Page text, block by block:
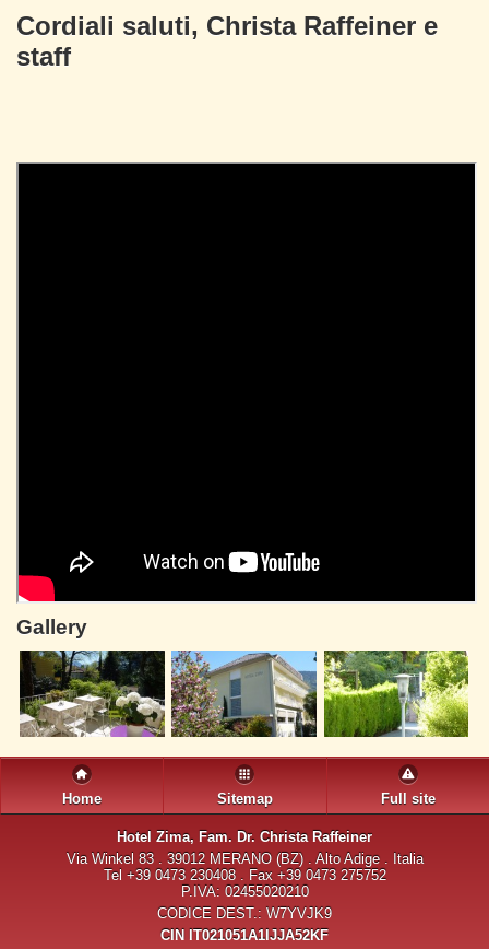
Cordiali saluti, Christa Raffeiner e
staff
Gallery
Home Sitemap Full site
Hotel Zima, Fam. Dr. Christa Raffeiner
Via Winkel 83 . 39012 MERANO (BZ) . Alto Adige . Italia
Tel +39 0473 230408 . Fax +39 0473 275752
P.IVA: 02455020210
CODICE DEST.: W7YVJK9
CIN IT021051A1IJJA52KF